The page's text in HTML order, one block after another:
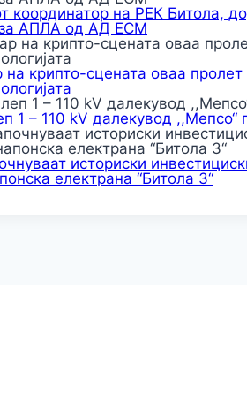
координатор на РЕК Битола,
за АПЛА од АД ЕСМ
на крипто-сцената оваа
1 – 110 kV далекувод ,,Мепсо“
историски
електрана “Битола 3“